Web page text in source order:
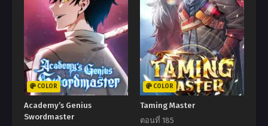
COLOR
Academy’s Genius
Swordmaster
COLOR
Taming Master
ตอนที่ 185